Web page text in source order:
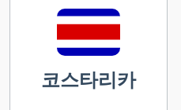
코스타리카